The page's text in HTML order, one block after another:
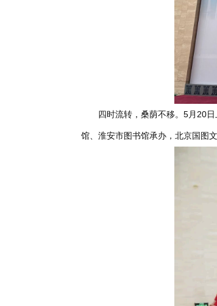
四时流转，桑荫不移。5月20
馆、淮安市图书馆承办，北京国图